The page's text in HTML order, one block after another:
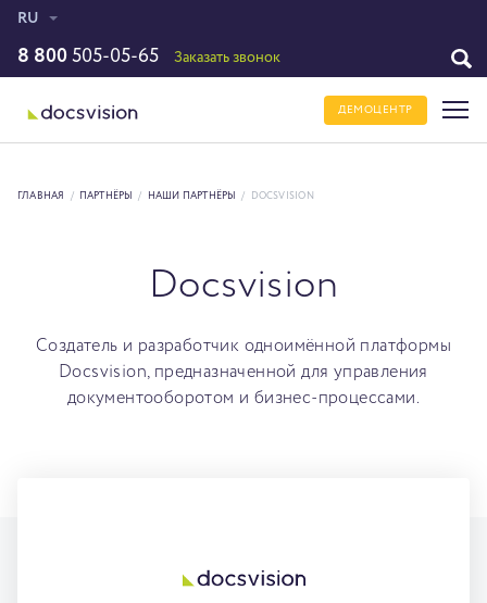
RU
8 800 505-05-65 Заказать звонок
ДЕМОЦЕНТР
ГЛАВНАЯ / ПАРТНЁРЫ / НАШИ ПАРТНЁРЫ / DOCSVISION
Docsvision
Cоздатель и разработчик одноимённой платформы
Docsvision, предназначенной для управления
документооборотом и бизнес-процессами.